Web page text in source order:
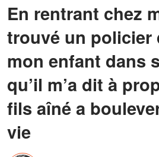
En rentrant chez
trouvé un policier
mon enfant dans
qu’il m’a dit à
fils aîné a
vie